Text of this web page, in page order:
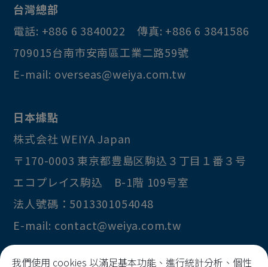
PCB固定柱
搖桿
遊戲機按鍵
喇叭網
鎖鈎
台灣總部
電話: +886 6 3840022 傳真: +886 6 3841586
709015台南市安南區工業二路59號
E-mail: overseas@weiya.com.tw
日本據點
株式会社 WEIYA Japan
〒170-0003 東京都豊島区駒込３丁目１番３号
エコプレイス駒込 B-1階 109号室
法人號碼：5013301054048
E-mail: contact@weiya.com.tw
我們使用 cookies 以滿足基本功能、進行統計分析、個性